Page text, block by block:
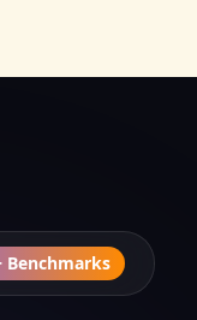
Benchmarks